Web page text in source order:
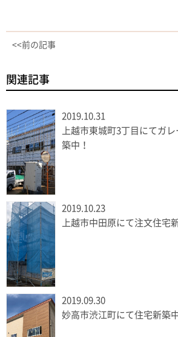
<<前の記事
関連記事
2019.10.31
上越市東城町3丁目にてガ
築中！
2019.10.23
上越市中田原にて注文住宅
2019.09.30
妙高市渋江町にて住宅新築中